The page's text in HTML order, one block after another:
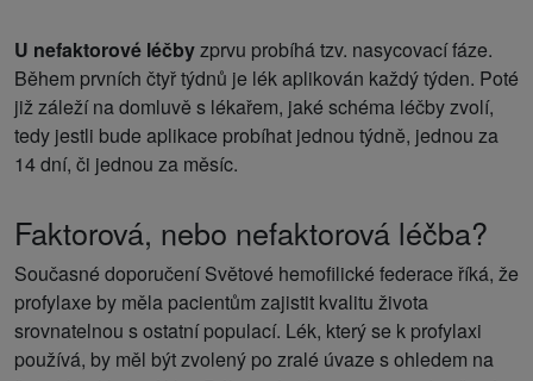
U nefaktorové léčbyzprvu probíhá tzv. nasycovací fáze.
Během prvních čtyř týdnů je lék aplikován každý týden. Poté
již záleží na domluvě s lékařem, jaké schéma léčby zvolí,
tedy jestli bude aplikace probíhat jednou týdně, jednou za
14 dní, či jednou za měsíc.
Faktorová, nebo nefaktorová léčba?
Současné doporučení Světové hemofilické federace říká, že
profylaxe by měla pacientům zajistit kvalitu života
srovnatelnou s ostatní populací. Lék, který se k profylaxi
používá, by měl být zvolený po zralé úvaze s ohledem na